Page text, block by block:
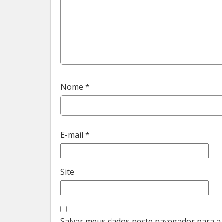
Nome *
E-mail *
Site